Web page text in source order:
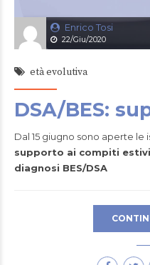
Enrico Tosi
22/Giu/2020
età evolutiva
DSA/BES:
Dal 15 giugno sono aperte le
supporto ai compiti
diagnosi BES/DSA